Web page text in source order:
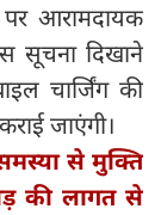
पर आरामदायक
सूचना दिखाने
चार्जिंग की
जाएंगी।
से मुक्ति
की लागत से